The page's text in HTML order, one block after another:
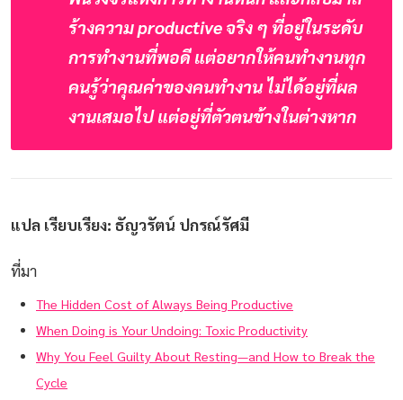
ร้างความ productive จริง ๆ ที่อยู่ในระดับ
การทำงานที่พอดี แต่อยากให้คนทำงานทุก
คนรู้ว่าคุณค่าของคนทำงาน ไม่ได้อยู่ที่ผล
งานเสมอไป แต่อยู่ที่ตัวตนข้างในต่างหาก
แปล เรียบเรียง: ธัญวรัตน์ ปกรณ์รัศมี
ที่มา
The Hidden Cost of Always Being Productive
When Doing is Your Undoing: Toxic Productivity
Why You Feel Guilty About Resting—and How to Break the
Cycle